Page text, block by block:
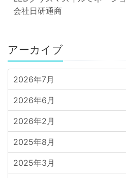
会社日研通商
アーカイブ
2026年7月
2026年6月
2026年2月
2025年8月
2025年3月